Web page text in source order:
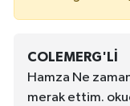
COLEMERG'LI
Hamza Ne
merak ettim.